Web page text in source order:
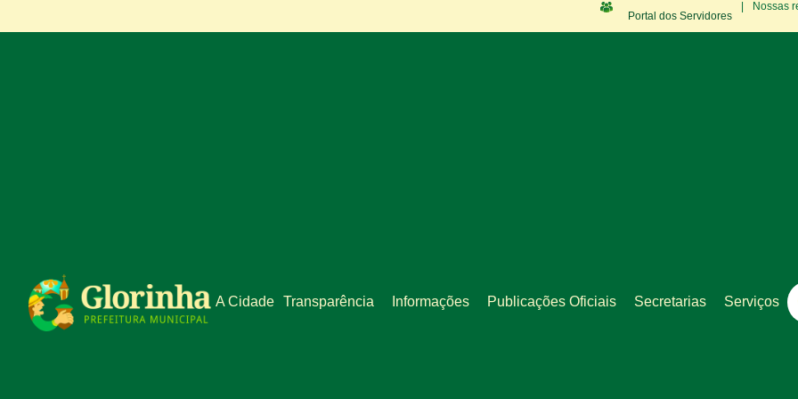
Portal dos Servidores
Nossas
A Cidade Transparência Informações Publicações Oficiais Secretarias Serviços